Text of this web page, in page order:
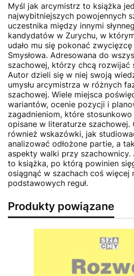
Myśl jak arcymistrz to książka
najwybitniejszych powojennych
uczestnika między innymi
kandydatów w Zurychu, w
udało mu się pokonać
Smysłowa. Adresowana do
szachowej, którzy chcą rozwijać
Autor dzieli się w niej swoją
umysłu arcymistrza w różnych
szachowej. Wiele miejsca
wariantów, ocenie pozycji i
zagadnieniom, które stosunkowo
opisane w literaturze szachowej.
również wskazówki, jak
analizować odłożone partie, a
aspekty walki przy szachownicy.
to książka, po którą powinien
osiągnąć w szachach coś więcej
podstawowych reguł.
Produkty powiązane